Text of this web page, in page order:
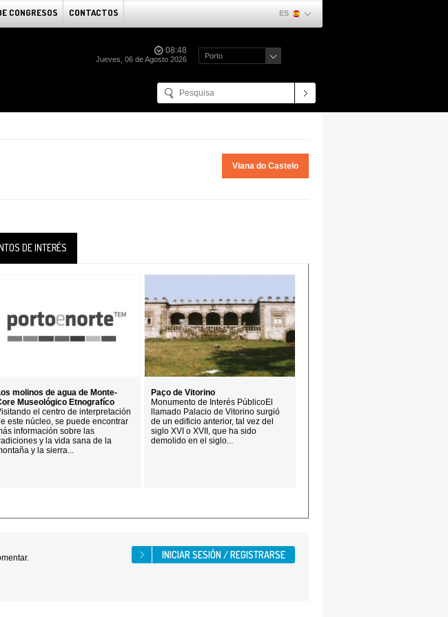
CONGRESOS CONTACTOS ES
08:48
Jueves, 06 de Agosto 2026 Porto
Viana do Castelo
DE INTERÉS
molinos de agua de Monte-
Museológico Etnografíco
el centro de interpretación
este núcleo, se puede encontrar
información sobre las
y la vida sana de la
y la sierra...
Paço de Vitorino
Monumento de Interés PúblicoEl
llamado Palacio de Vitorino surgió
de un edificio anterior, tal vez del
siglo XVI o XVII, que ha sido
demolido en el siglo...